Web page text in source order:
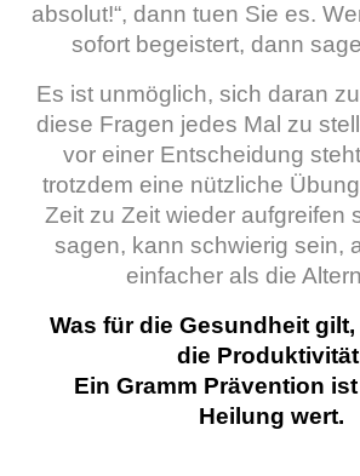
absolut!“, dann tuen Sie es.
sofort begeistert, dann
Es ist unmöglich, sich daran
diese Fragen jedes Mal zu
vor einer Entscheidung
trotzdem eine nützliche
Zeit zu Zeit wieder aufgreifen
sagen, kann schwierig sein,
einfacher als die
Was für die Gesundheit
die
Ein Gramm Prävention
Heilung wert.